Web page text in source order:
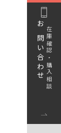
お問い合わせ在庫確認・購入相談